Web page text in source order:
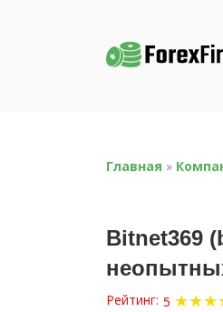
Главная »
Bitnet369
Рейтинг: 5 ★★★